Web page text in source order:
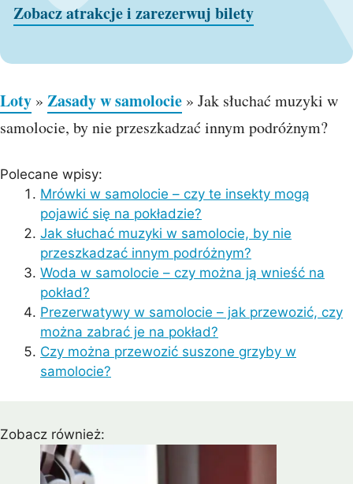
Zobacz atrakcje i zarezerwuj bilety
Loty » Zasady w samolocie » Jak słuchać muzyki w
samolocie, by nie przeszkadzać innym podróżnym?
Polecane wpisy:
Mrówki w samolocie – czy te insekty mogą
pojawić się na pokładzie?
Jak słuchać muzyki w samolocie, by nie
przeszkadzać innym podróżnym?
Woda w samolocie – czy można ją wnieść na
pokład?
Prezerwatywy w samolocie – jak przewozić, czy
można zabrać je na pokład?
Czy można przewozić suszone grzyby w
samolocie?
Zobacz również: